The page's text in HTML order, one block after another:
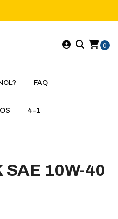
0
FAQ
4+1
SAE 10W-40